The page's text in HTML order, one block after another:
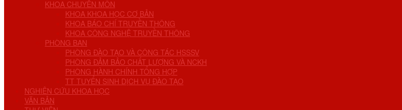
KHOA CHUYÊN MÔN
KHOA KHOA HỌC CƠ BẢN
KHOA BÁO CHÍ TRUYỀN THÔNG
KHOA CÔNG NGHỆ TRUYỀN THÔNG
PHÒNG BAN
PHÒNG ĐÀO TẠO VÀ CÔNG TÁC HSSSV
PHÒNG ĐẢM BẢO CHẤT LƯỢNG VÀ NCKH
PHÒNG HÀNH CHÍNH TỔNG HỢP
TT TUYỂN SINH DỊCH VỤ ĐÀO TẠO
NGHIÊN CỨU KHOA HỌC
VĂN BẢN